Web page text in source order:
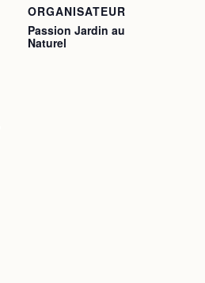
ORGANISATEUR
Passion Jardin au
Naturel